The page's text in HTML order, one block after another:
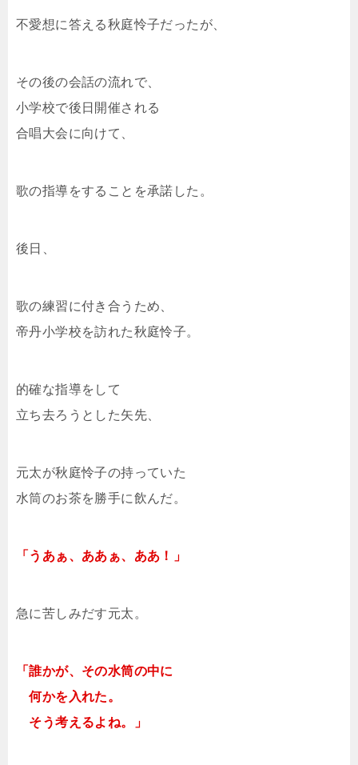
不愛想に答える秋庭怜子だったが、
その後の会話の流れで、
小学校で後日開催される
合唱大会に向けて、
歌の指導をすることを承諾した。
後日、
歌の練習に付き合うため、
帝丹小学校を訪れた秋庭怜子。
的確な指導をして
立ち去ろうとした矢先、
元太が秋庭怜子の持っていた
水筒のお茶を勝手に飲んだ。
「うあぁ、ああぁ、ああ！」
急に苦しみだす元太。
「誰かが、その水筒の中に
何かを入れた。
そう考えるよね。」